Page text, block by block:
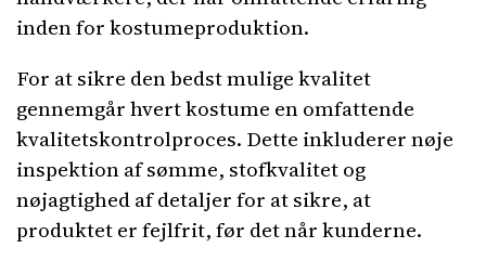
inden for kostumeproduktion.
For at sikre den bedst mulige kvalitet
gennemgår hvert kostume en omfattende
kvalitetskontrolproces. Dette inkluderer nøje
inspektion af sømme, stofkvalitet og
nøjagtighed af detaljer for at sikre, at
produktet er fejlfrit, før det når kunderne.